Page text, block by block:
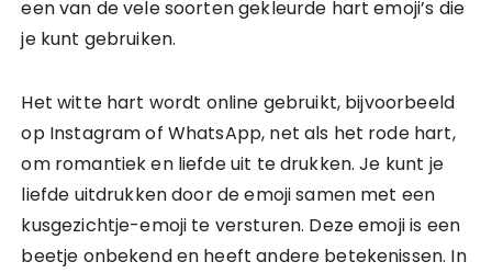
een van de vele soorten gekleurde hart emoji’s die
je kunt gebruiken.
Het witte hart wordt online gebruikt, bijvoorbeeld
op Instagram of WhatsApp, net als het rode hart,
om romantiek en liefde uit te drukken. Je kunt je
liefde uitdrukken door de emoji samen met een
kusgezichtje-emoji te versturen. Deze emoji is een
beetje onbekend en heeft andere betekenissen. In